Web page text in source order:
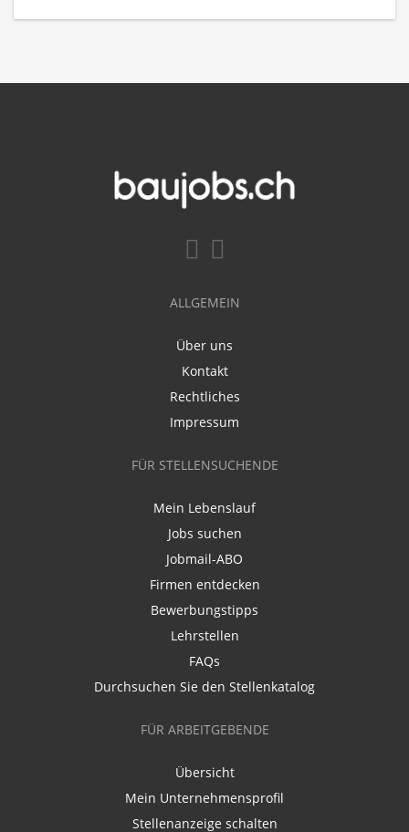
ALLGEMEIN
Über uns
Kontakt
Rechtliches
Impressum
FÜR STELLENSUCHENDE
Mein Lebenslauf
Jobs suchen
Jobmail-ABO
Firmen entdecken
Bewerbungstipps
Lehrstellen
FAQs
Durchsuchen Sie den Stellenkatalog
FÜR ARBEITGEBENDE
Übersicht
Mein Unternehmensprofil
Stellenanzeige schalten